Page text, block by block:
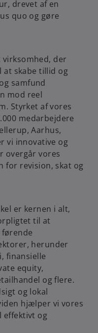
drevet af en
quo og gøre
virksomhed, der
at skabe tillid og
samfund
mod reel
Styrket af vores
medarbejdere
Aarhus,
vi innovative og
overgår vores
for revision, skat og
er kernen i alt,
til at
herunder
finansielle
equity,
og flere.
og lokal
hjælper vi vores
effektivt og